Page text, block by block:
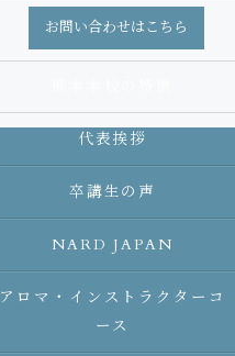
お問い合わせはこちら
代表挨拶
卒講生の声
NARD JAPAN
アロマ・インストラクターコ
ース